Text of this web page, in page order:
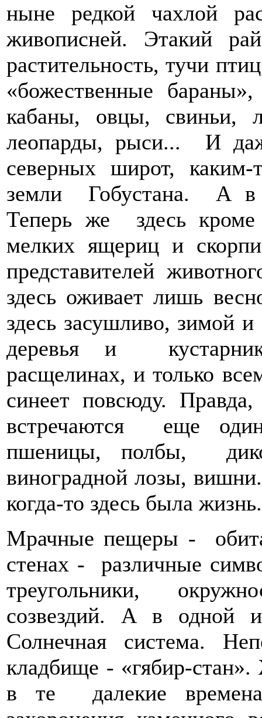
ныне редкой чахлой
живописней. Этакий
растительность, тучи
«божественные
кабаны, овцы, свиньи,
леопарды, рыси... И
северных широт,
земли Гобустана. А в
Теперь же здесь
мелких ящериц и
представителей
здесь оживает лишь
здесь засушливо, зимой
деревья и
расщелинах, и только
синеет повсюду.
встречаются еще
пшеницы, полбы,
виноградной лозы,
когда-то здесь была жизнь.
Мрачные пещеры -
стенах - различные
треугольники,
созвездий. А в одной
Солнечная система.
кладбище - «гябир-
в те далекие